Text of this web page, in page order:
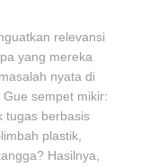
relevansi
yang mereka
nyata di
sempet mikir:
tugas berbasis
plastik,
Hasilnya,